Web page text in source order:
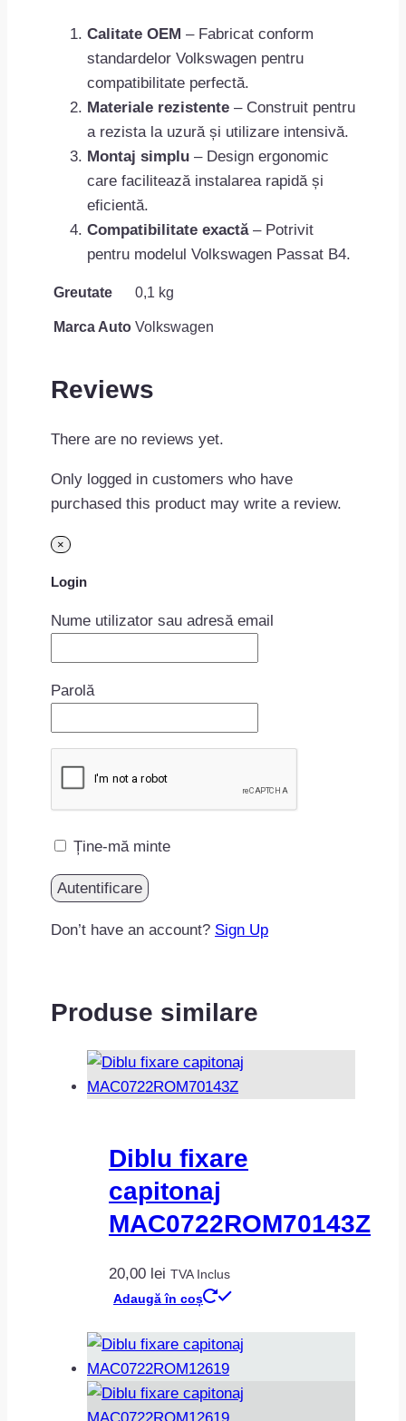
Calitate OEM – Fabricat conform
standardelor Volkswagen pentru
compatibilitate perfectă.
Materiale rezistente – Construit pentru
a rezista la uzură și utilizare intensivă.
Montaj simplu – Design ergonomic
care facilitează instalarea rapidă și
eficientă.
Compatibilitate exactă– Potrivit
pentru modelul Volkswagen Passat B4.
Greutate 0,1 kg
Marca Auto Volkswagen
Reviews
There are no reviews yet.
Only logged in customers who have
purchased this product may write a review.
×
Login
Nume utilizator sau adresă email
Parolă
Ține-mă minte
Don’t have an account? Sign Up
Produse similare
Diblu fixare
capitonaj
MAC0722ROM70143Z
20,00 lei TVA Inclus
Adaugă în coș